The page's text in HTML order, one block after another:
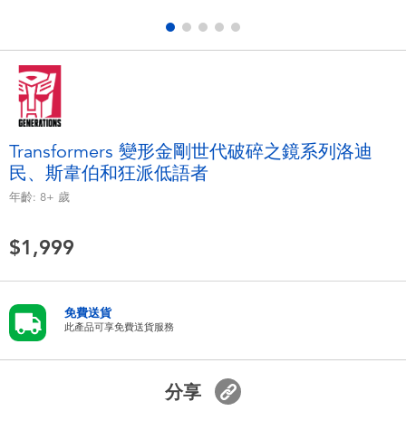
毛毛公仔玩具
夏日
Transformers 變形金剛世代破碎之鏡系列洛迪
民、斯韋伯和狂派低語者
年齡: 8+ 歲
$1,999
免費送貨
此產品可享免費送貨服務
分享